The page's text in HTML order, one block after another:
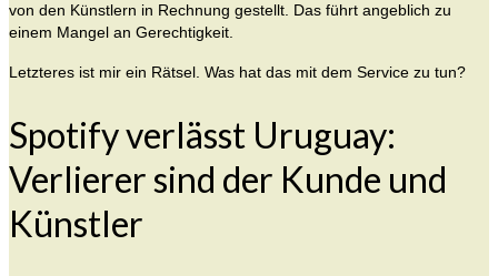
von den Künstlern in Rechnung gestellt. Das führt angeblich zu
einem Mangel an Gerechtigkeit.
Letzteres ist mir ein Rätsel. Was hat das mit dem Service zu tun?
Spotify verlässt Uruguay:
Verlierer sind der Kunde und
Künstler